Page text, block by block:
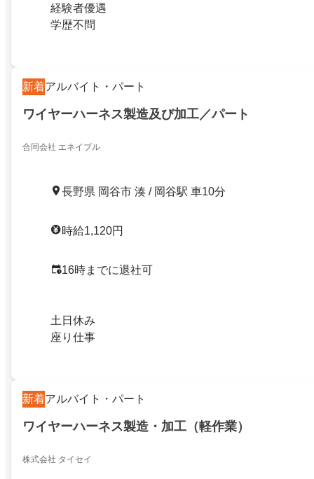
経験者優遇
学歴不問
新着アルバイト・パート
ワイヤーハーネス製造及び加工／パート
合同会社 エネイブル
長野県 岡谷市 湊 / 岡谷駅 車10分
時給1,120円
16時までに退社可
土日休み
座り仕事
新着アルバイト・パート
ワイヤーハーネス製造・加工（軽作業）
株式会社 タイセイ